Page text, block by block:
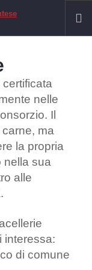
nelle
Il
ma
la propria
nella sua
alle
interessa:
di comune